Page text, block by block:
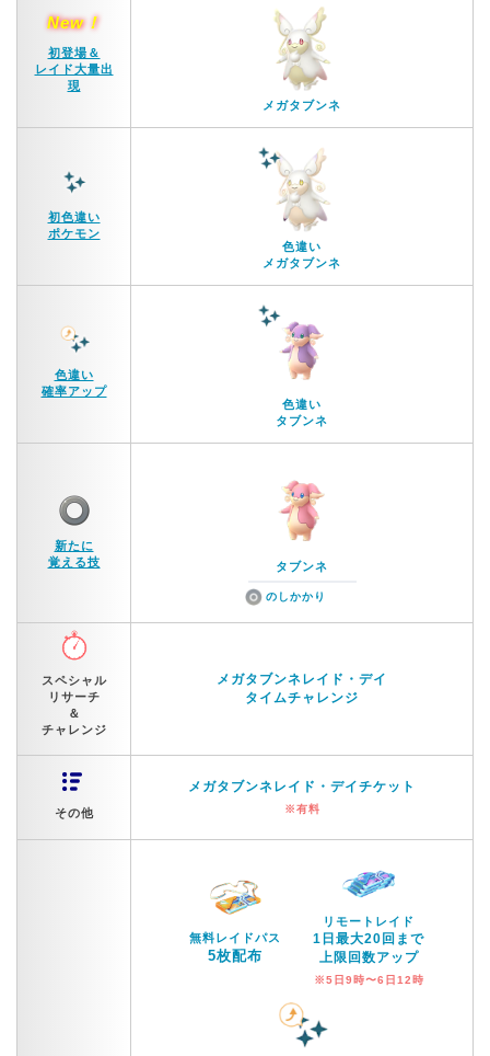
New！
初登場＆
レイド大量出
現
メガタブンネ
初色違い
ポケモン
色違い
メガタブンネ
色違い
確率アップ
色違い
タブンネ
新たに
覚える技
タブンネ
のしかかり
スペシャル
リサーチ
＆
チャレンジ
メガタブンネレイド・デイ
タイムチャレンジ
その他
メガタブンネレイド・デイチケット
※有料
無料レイドパス
5枚配布
リモートレイド
1日最大20回まで
上限回数アップ
※5日9時〜6日12時